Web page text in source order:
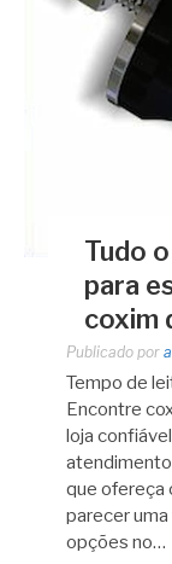
Tudo
para
coxim
Publicado por
Tempo de
Encontre
loja
atendimento
que ofereça
parecer
opções no…